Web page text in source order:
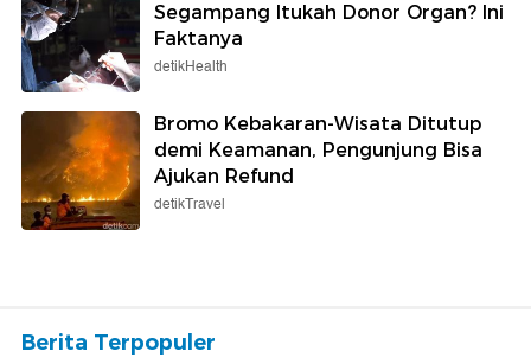
Segampang Itukah Donor Organ? Ini
Faktanya
detikHealth
Bromo Kebakaran-Wisata Ditutup
demi Keamanan, Pengunjung Bisa
Ajukan Refund
detikTravel
Berita Terpopuler